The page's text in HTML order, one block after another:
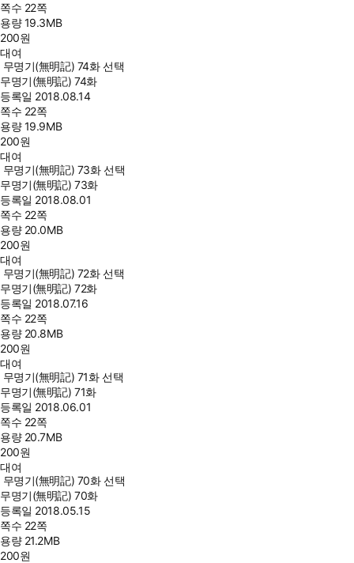
쪽수 22쪽
용량19.3MB
200원
대여
무명기(無明記) 74화 선택
무명기(無明記) 74화
등록일 2018.08.14
쪽수 22쪽
용량19.9MB
200원
대여
무명기(無明記) 73화 선택
무명기(無明記) 73화
등록일 2018.08.01
쪽수 22쪽
용량 20.0MB
200원
대여
무명기(無明記) 72화 선택
무명기(無明記) 72화
등록일 2018.07.16
쪽수 22쪽
용량 20.8MB
200원
대여
무명기(無明記) 71화 선택
무명기(無明記) 71화
등록일 2018.06.01
쪽수 22쪽
용량 20.7MB
200원
대여
무명기(無明記) 70화 선택
무명기(無明記) 70화
등록일 2018.05.15
쪽수 22쪽
용량 21.2MB
200원